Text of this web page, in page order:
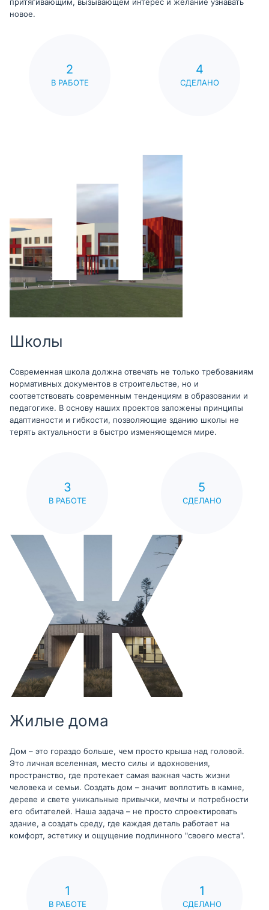
притягивающим, вызывающем интерес и желание узнавать
новое.
2
В РАБОТЕ
4
СДЕЛАНО
Школы
Современная школа должна отвечать не только требованиям
нормативных документов в строительстве, но и
соответствовать современным тенденциям в образовании и
педагогике. В основу наших проектов заложены принципы
адаптивности и гибкости, позволяющие зданию школы не
терять актуальности в быстро изменяющемся мире.
3
В РАБОТЕ
5
СДЕЛАНО
Жилые дома
Дом – это гораздо больше, чем просто крыша над головой.
Это личная вселенная, место силы и вдохновения,
пространство, где протекает самая важная часть жизни
человека и семьи. Создать дом – значит воплотить в камне,
дереве и свете уникальные привычки, мечты и потребности
его обитателей. Наша задача – не просто спроектировать
здание, а создать среду, где каждая деталь работает на
комфорт, эстетику и ощущение подлинного "своего места".
1
В РАБОТЕ
1
СДЕЛАНО